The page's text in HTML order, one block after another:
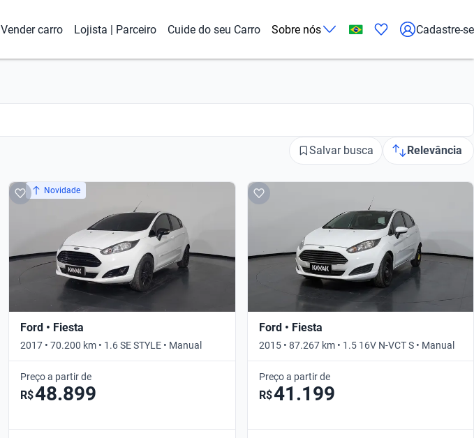
Vender carro Lojista | Parceiro Cuide do seu Carro Sobre nós Cadastre-se
Salvar busca Relevância
Novidade
Ford • Fiesta
2017 • 70.200 km • 1.6 SE STYLE • Manual
Preço a partir de
R$48.899
Ford • Fiesta
2015 • 87.267 km • 1.5 16V N-VCT S • Manual
Preço a partir de
R$41.199